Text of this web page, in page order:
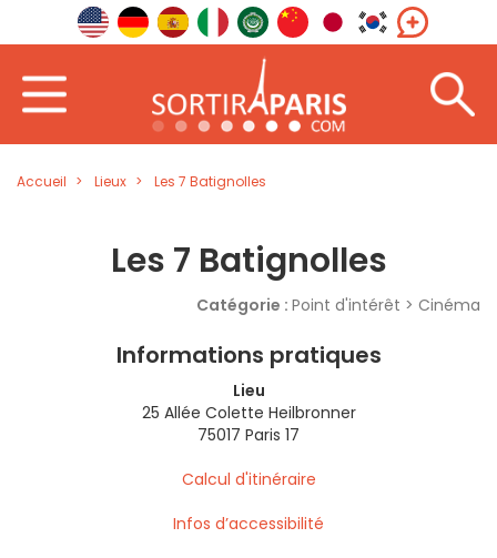
Accueil Lieux Les 7 Batignolles
Les 7 Batignolles
Catégorie : Point d'intérêt > Cinéma
Informations pratiques
Lieu
25 Allée Colette Heilbronner
75017 Paris 17
Calcul d'itinéraire
Infos d’accessibilité